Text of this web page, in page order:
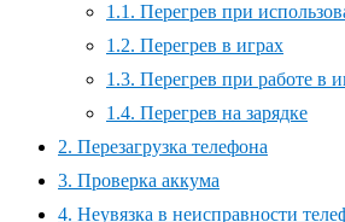
1.1. Перегрев при
1.2. Перегрев в играх
1.3. Перегрев при работе в
1.4. Перегрев на зарядке
2. Перезагрузка телефона
3. Проверка аккума
4. Неувязка в неисправности